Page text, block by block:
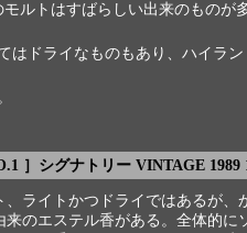
ルトはすばらしい出来のものが
はドライなものもあり、ハイラ
］シグナトリー VINTAGE 1989
、ライトかつドライではあるが
のエステル香がある。全体的に